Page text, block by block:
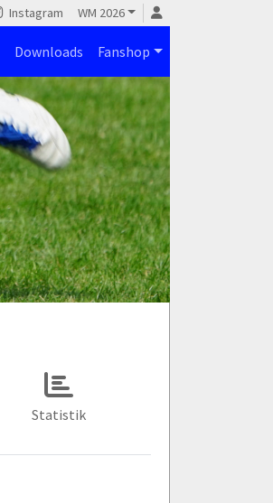
Instagram WM 2026
Downloads Fanshop
Statistik